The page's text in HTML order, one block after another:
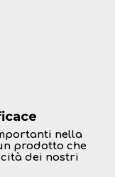
nella
prodotto che
dei nostri